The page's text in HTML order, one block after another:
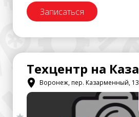
Записаться
Воронеж, пер. Казарменный, 13